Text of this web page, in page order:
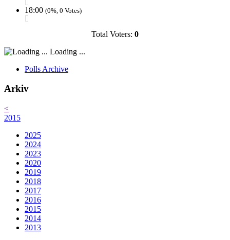
18:00 (0%, 0 Votes)
Total Voters: 0
Loading ...
Polls Archive
Arkiv
<
2015
2025
2024
2023
2020
2019
2018
2017
2016
2015
2014
2013